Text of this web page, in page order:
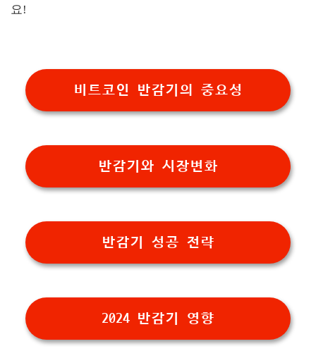
요!
비트코인 반감기의 중요성
반감기와 시장변화
반감기 성공 전략
2024 반감기 영향